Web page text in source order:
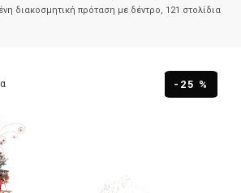
διακοσμητική πρόταση με δέντρο, 121 στολίδια
-25 %